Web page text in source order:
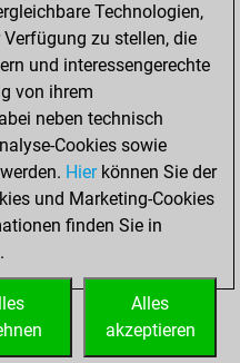
4
0
0
0
Technologien,
zu stellen, die
und interessengerechte
von ihrem
neben technisch
Cookies sowie
Hierkönnen Sie der
und Marketing-Cookies
finden Sie in
.
Alles
akzeptieren